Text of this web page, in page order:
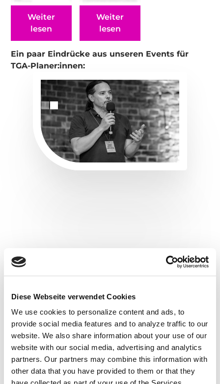
Diese Webseite verwendet Cookies
We use cookies to personalize content and ads, to
provide social media features and to analyze traffic to our
website. We also share information about your use of our
website with our social media, advertising and analytics
partners. Our partners may combine this information with
other data that you have provided to them or that they
Weiter
lesen
Weiter
lesen
Ein paar Eindrücke aus unseren Events für
TGA-Planer:innen:
Über 300 Planungsbüros
vertrauen projo.
Wir bieten einen exzellenten Support und wollen
unsere Kunden immer wieder begeistern.